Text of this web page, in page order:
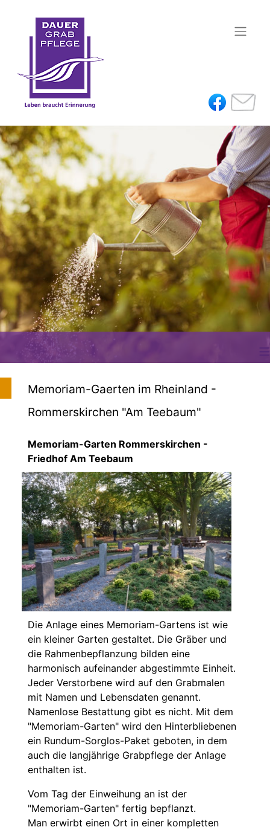
≡
Memoriam-Gaerten im Rheinland -
Rommerskirchen "Am Teebaum"
Memoriam-Garten Rommerskirchen -
Friedhof Am Teebaum
Die Anlage eines Memoriam-Gartens ist wie
ein kleiner Garten gestaltet. Die Gräber und
die Rahmenbepflanzung bilden eine
harmonisch aufeinander abgestimmte Einheit.
Jeder Verstorbene wird auf den Grabmalen
mit Namen und Lebensdaten genannt.
Namenlose Bestattung gibt es nicht. Mit dem
"Memoriam-Garten" wird den Hinterbliebenen
ein Rundum-Sorglos-Paket geboten, in dem
auch die langjährige Grabpflege der Anlage
enthalten ist.
Vom Tag der Einweihung an ist der
"Memoriam-Garten" fertig bepflanzt.
Man erwirbt einen Ort in einer kompletten